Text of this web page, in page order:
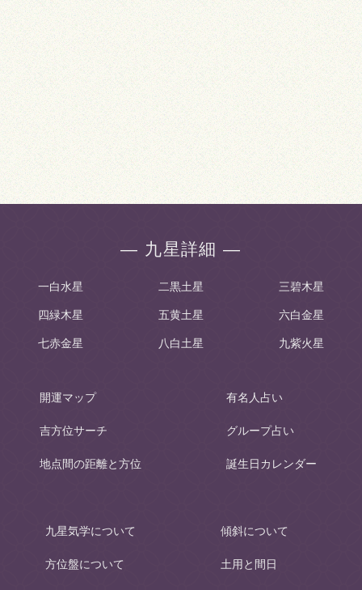
― 九星詳細 ―
一白水星 二黒土星 三碧木星
四緑木星 五黄土星 六白金星
七赤金星 八白土星 九紫火星
開運マップ
吉方位サーチ
地点間の距離と方位
有名人占い
グループ占い
誕生日カレンダー
九星気学について
方位盤について
傾斜について
土用と間日